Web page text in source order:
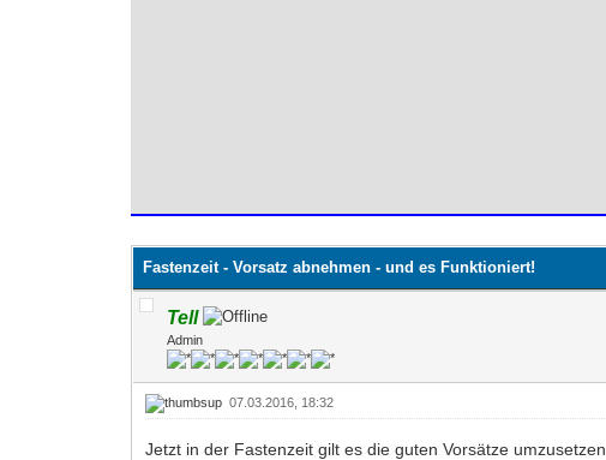
Fastenzeit - Vorsatz abnehmen - und es Funktioniert!
Tell
Admin
07.03.2016, 18:32
Jetzt in der Fastenzeit gilt es die guten Vorsätze umzusetzen.